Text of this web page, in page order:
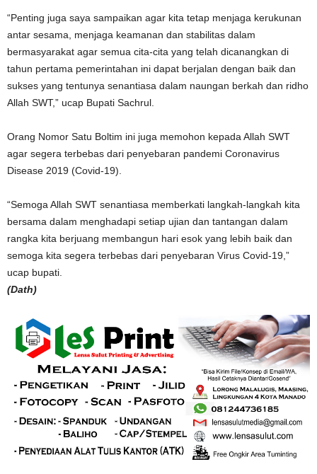
“Penting juga saya sampaikan agar kita tetap menjaga kerukunan
antar sesama, menjaga keamanan dan stabilitas dalam
bermasyarakat agar semua cita-cita yang telah dicanangkan di
tahun pertama pemerintahan ini dapat berjalan dengan baik dan
sukses yang tentunya senantiasa dalam naungan berkah dan ridho
Allah SWT,” ucap Bupati Sachrul.
Orang Nomor Satu Boltim ini juga memohon kepada Allah SWT
agar segera terbebas dari penyebaran pandemi Coronavirus
Disease 2019 (Covid-19).
“Semoga Allah SWT senantiasa memberkati langkah-langkah kita
bersama dalam menghadapi setiap ujian dan tantangan dalam
rangka kita berjuang membangun hari esok yang lebih baik dan
semoga kita segera terbebas dari penyebaran Virus Covid-19,”
ucap bupati.
(Dath)